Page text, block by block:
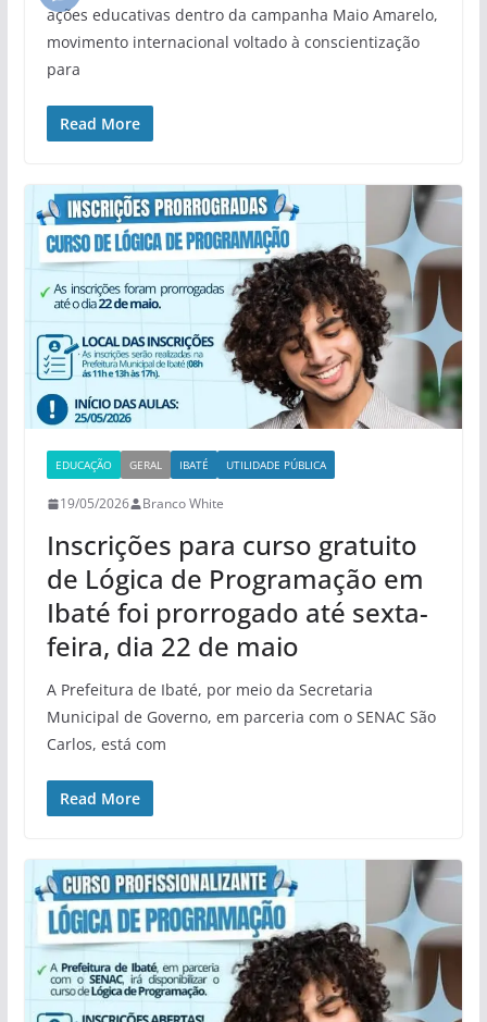
ações educativas dentro da campanha Maio Amarelo,
movimento internacional voltado à conscientização
para
Read More
EDUCAÇÃO GERAL IBATÉ UTILIDADE PÚBLICA
19/05/2026 Branco White
Inscrições para curso gratuito
de Lógica de Programação em
Ibaté foi prorrogado até sexta-
feira, dia 22 de maio
A Prefeitura de Ibaté, por meio da Secretaria
Municipal de Governo, em parceria com o SENAC São
Carlos, está com
Read More